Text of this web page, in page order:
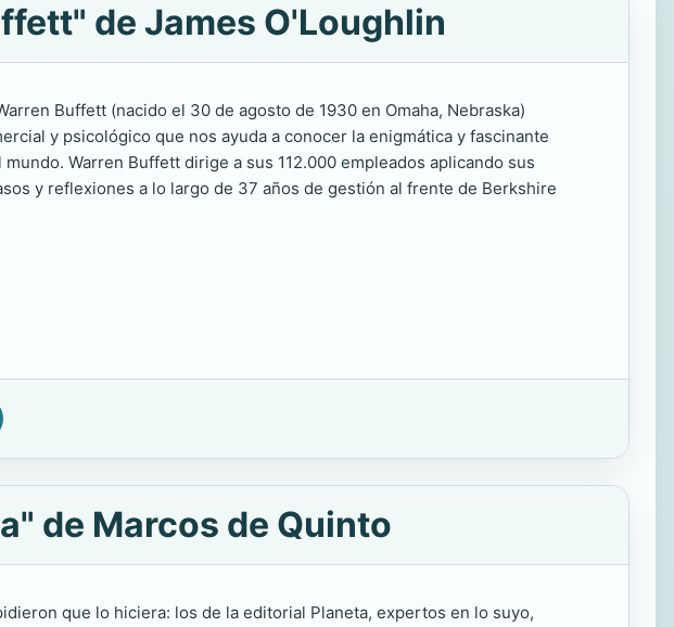
de James O'Loughlin
Buffett (nacido el 30 de agosto de 1930 en Omaha, Nebraska)
y psicológico que nos ayuda a conocer la enigmática y fascinante
Warren Buffett dirige a sus 112.000 empleados aplicando sus
y reflexiones a lo largo de 37 años de gestión al frente de Berkshire
de Marcos de Quinto
que lo hiciera: los de la editorial Planeta, expertos en lo suyo,